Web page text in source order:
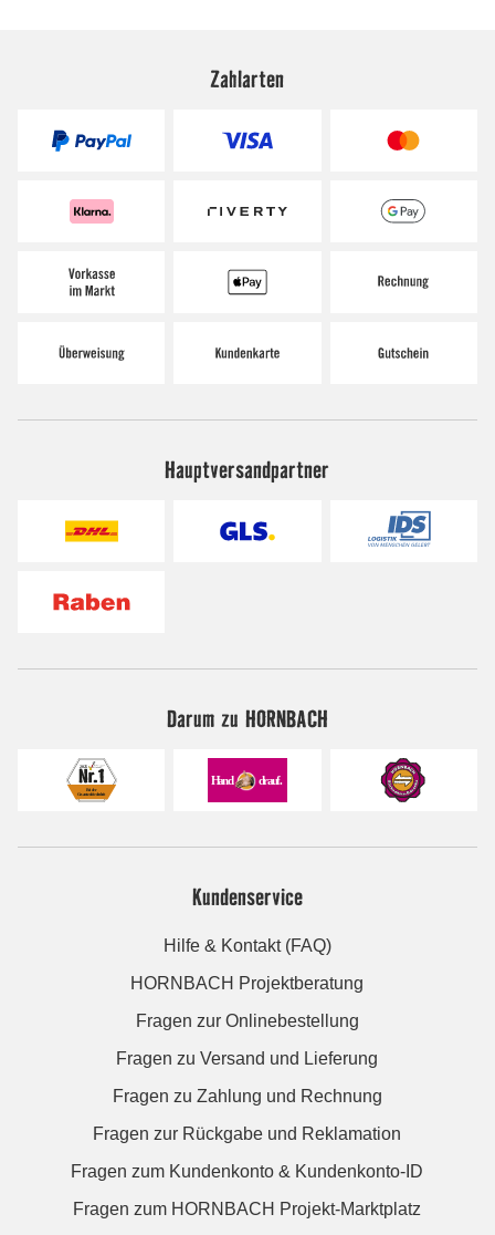
Zahlarten
Hauptversandpartner
Darum zu HORNBACH
Kundenservice
Hilfe & Kontakt (FAQ)
HORNBACH Projektberatung
Fragen zur Onlinebestellung
Fragen zu Versand und Lieferung
Fragen zu Zahlung und Rechnung
Fragen zur Rückgabe und Reklamation
Fragen zum Kundenkonto & Kundenkonto-ID
Fragen zum HORNBACH Projekt-Marktplatz